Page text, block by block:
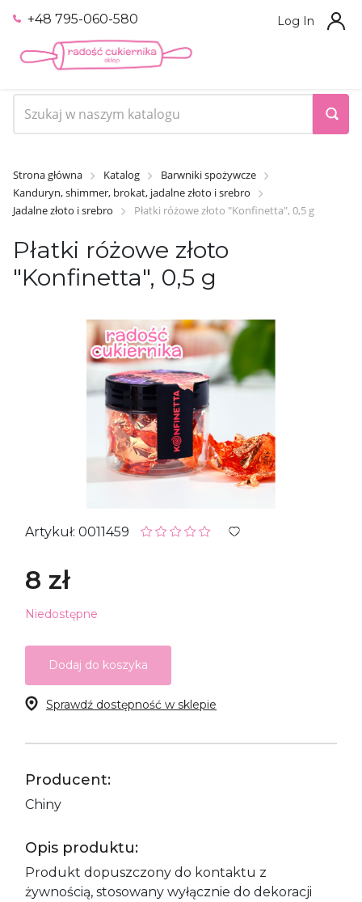
+48 795-060-580 Log In
Strona główna Katalog
Barwniki spożywcze
Kanduryn, shimmer, brokat, jadalne złoto i srebro
Jadalne złoto i srebro
Płatki różowe złoto "Konfinetta", 0,5 g
Płatki różowe złoto
"Konfinetta", 0,5 g
Artykuł: 0011459
8 zł
Niedostępne
Dodaj do koszyka
Sprawdź dostępność w sklepie
Producent:
Chiny
Opis produktu:
Produkt dopuszczony do kontaktu z
żywnością, stosowany wyłącznie do dekoracji